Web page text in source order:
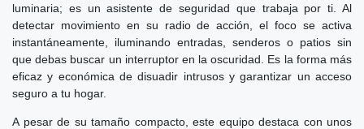
luminaria; es un asistente de seguridad que trabaja por ti. Al
detectar movimiento en su radio de acción, el foco se activa
instantáneamente, iluminando entradas, senderos o patios sin
que debas buscar un interruptor en la oscuridad. Es la forma más
eficaz y económica de disuadir intrusos y garantizar un acceso
seguro a tu hogar.
A pesar de su tamaño compacto, este equipo destaca con unos